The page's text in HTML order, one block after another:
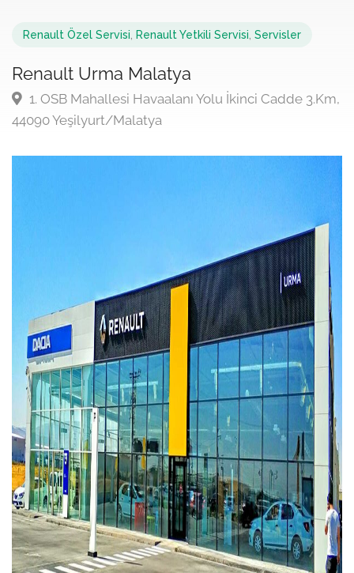
Renault Özel Servisi Renault Yetkili Servisi Servisler
Renault Urma Malatya
1. OSB Mahallesi Havaalanı Yolu İkinci Cadde 3.Km,
44090 Yeşilyurt/Malatya